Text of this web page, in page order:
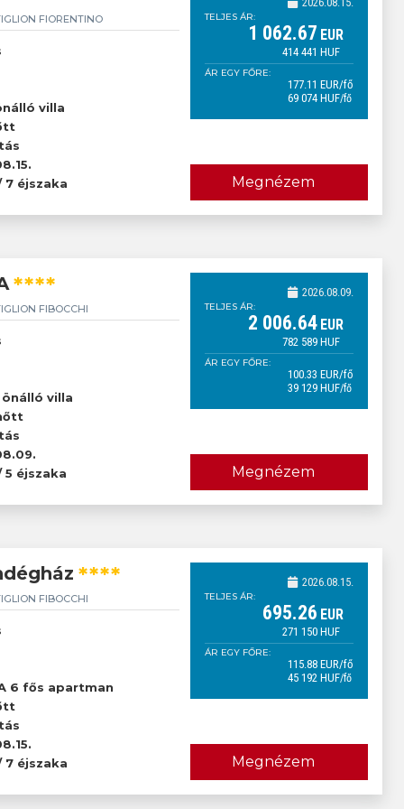
FIORENTINO
villa
7 éjszaka
TELJES ÁR:
1 062.67 EUR
414 441 HUF
ÁR EGY FŐRE:
177.11 EUR/fő
69 074 HUF/fő
Megnézem
****
FIBOCCHI
villa
5 éjszaka
2026.08.09.
TELJES ÁR:
2 006.64 EUR
782 589 HUF
ÁR EGY FŐRE:
100.33 EUR/fő
39 129 HUF/fő
Megnézem
****
FIBOCCHI
6 fős apartman
7 éjszaka
2026.08.15.
TELJES ÁR:
695.26 EUR
271 150 HUF
ÁR EGY FŐRE:
115.88 EUR/fő
45 192 HUF/fő
Megnézem